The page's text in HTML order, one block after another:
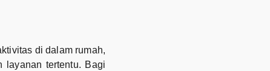
di dalam rumah,
layanan tertentu. Bagi